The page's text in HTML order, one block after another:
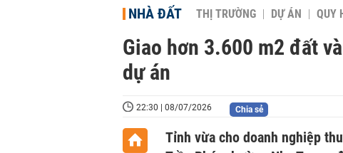
NHÀ ĐẤT THỊ TRƯỜNG DỰ ÁN QUY
Giao hơn 3.600 m2 đất
dự án
22:30 | 08/07/2026 Chia sẻ
Tỉnh vừa cho doanh nghiệp